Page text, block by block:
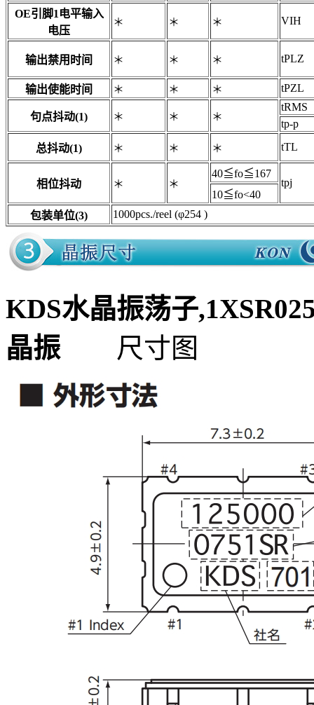
OE引脚1电平输入
电压
＊ ＊ ＊ VIH
输出禁用时间 ＊ ＊ ＊ tPLZ
输出使能时间 ＊ ＊ ＊ tPZL
句点抖动(1) ＊ ＊ ＊
tRMS
tp-p
总抖动(1) ＊ ＊ ＊ tTL
相位抖动 ＊ ＊
40≦fo≦167
tpj
10≦fo<40
包装单位(3)
1000pcs./reel (φ254 )
KDS水晶振荡子
晶振 尺寸图